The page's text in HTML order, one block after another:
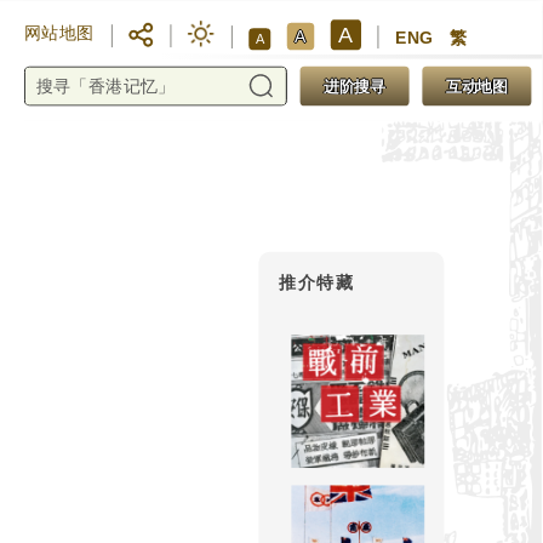
网站地图 A A A ENG 繁
进阶搜寻 互动地图
推介特藏